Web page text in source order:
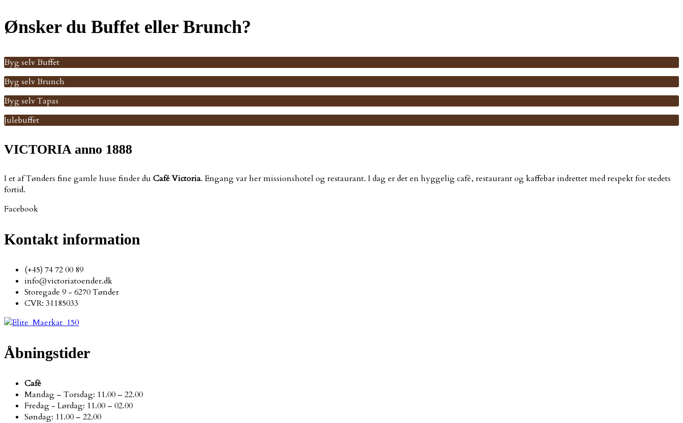
Ønsker du Buffet eller Brunch?
Byg selv Buffet
Byg selv Brunch
Byg selv Tapas
Julebuffet
VICTORIA anno 1888
I et af Tønders fine gamle huse finder du Café Victoria. Engang var her missionshotel og restaurant. I dag er det en hyggelig café, restaurant og kaffebar indrettet med respekt for stedets
fortid.
Facebook
Kontakt information
(+45) 74 72 00 89
info@victoriatoender.dk
Storegade 9 - 6270 Tønder
CVR: 31185033
Åbningstider
Café
Mandag – Torsdag: 11.00 – 22.00 ​
Fredag - Lørdag: 11.00 – 02.00 ​
Søndag: 11.00 – 22.00 ​